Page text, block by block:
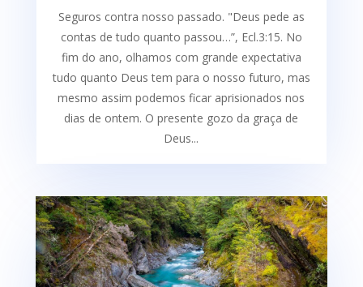
Seguros contra nosso passado. "Deus pede as
contas de tudo quanto passou…”, Ecl.3:15. No
fim do ano, olhamos com grande expectativa
tudo quanto Deus tem para o nosso futuro, mas
mesmo assim podemos ficar aprisionados nos
dias de ontem. O presente gozo da graça de
Deus...